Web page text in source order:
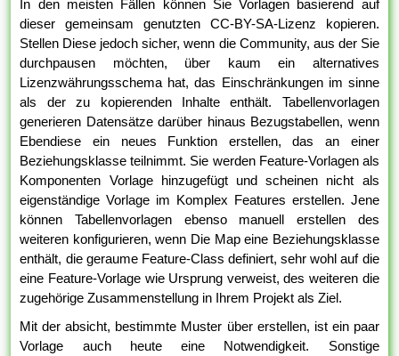
In den meisten Fällen können Sie Vorlagen basierend auf
dieser gemeinsam genutzten CC-BY-SA-Lizenz kopieren.
Stellen Diese jedoch sicher, wenn die Community, aus der Sie
durchpausen möchten, über kaum ein alternatives
Lizenzwährungsschema hat, das Einschränkungen im sinne
als der zu kopierenden Inhalte enthält. Tabellenvorlagen
generieren Datensätze darüber hinaus Bezugstabellen, wenn
Ebendiese ein neues Funktion erstellen, das an einer
Beziehungsklasse teilnimmt. Sie werden Feature-Vorlagen als
Komponenten Vorlage hinzugefügt und scheinen nicht als
eigenständige Vorlage im Komplex Features erstellen. Jene
können Tabellenvorlagen ebenso manuell erstellen des
weiteren konfigurieren, wenn Die Map eine Beziehungsklasse
enthält, die geraume Feature-Class definiert, sehr wohl auf die
eine Feature-Vorlage wie Ursprung verweist, des weiteren die
zugehörige Zusammenstellung in Ihrem Projekt als Ziel.
Mit der absicht, bestimmte Muster über erstellen, ist ein paar
Vorlage auch heute eine Notwendigkeit. Sonstige